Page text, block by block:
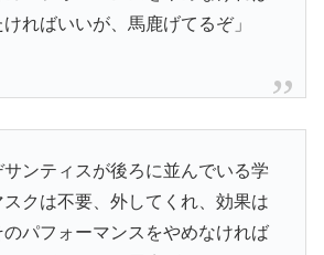
ればいいが、馬鹿げてるぞ」
ンティスが後ろに並んでいる学
クは不要、外してくれ、効果は
パフォーマンスをやめなければ